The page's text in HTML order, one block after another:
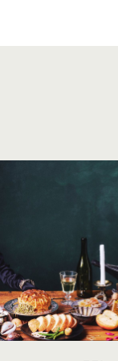
máxima
Thinking”
de los
que la voz de
OK to not
se